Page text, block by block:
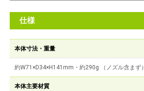
仕様
本体寸法・重量
約W71×D34×H141mm・約290g （ノズル含まず）
本体主要材質